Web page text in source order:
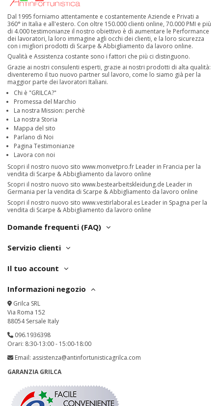
Dal 1995 forniamo attentamente e costantemente Aziende e Privati a
360° in Italia e all'estero. Con oltre 150.000 clienti online, 70.000 PMI e più
di 4.000 testimonianze il nostro obiettivo è di aumentare le Performance
dei lavoratori, la loro immagine agli occhi dei clienti, e la loro sicurezza
con i migliori prodotti di Scarpe & Abbigliamento da lavoro online.
Qualità e Assistenza costante sono i fattori che più ci distinguono.
Grazie ai nostri consulenti esperti, grazie ai nostri prodotti di alta qualità:
diventeremo il tuo nuovo partner sul lavoro, come lo siamo già per la
maggior parte dei lavoratori Italiani.
Chi è "GRILCA?"
Promessa del Marchio
La nostra Mission: perchè
La nostra Storia
Mappa del sito
Parlano di Noi
Pagina Testimonianze
Lavora con noi
Scopri il nostro nuovo sito www.monvetpro.fr Leader in Francia per la
vendita di Scarpe & Abbigliamento da lavoro online
Scopri il nostro nuovo sito www.bestearbeitskleidung.de Leader in
Germania per la vendita di Scarpe & Abbigliamento da lavoro online
Scopri il nostro nuovo sito www.vestirlaboral.es Leader in Spagna per la
vendita di Scarpe & Abbigliamento da lavoro online
Domande frequenti (FAQ)
Servizio clienti
Il tuo account
Informazioni negozio
Grilca SRL
Via Roma 152
88054 Sersale Italy
096.1936398
Orari: 8:30-13:00 - 15:00-18:00
Email: assistenza@antinfortunisticagrilca.com
GARANZIA GRILCA